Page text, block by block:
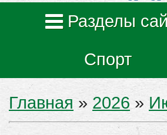
Разделы
Спорт
Главная » 2026 »